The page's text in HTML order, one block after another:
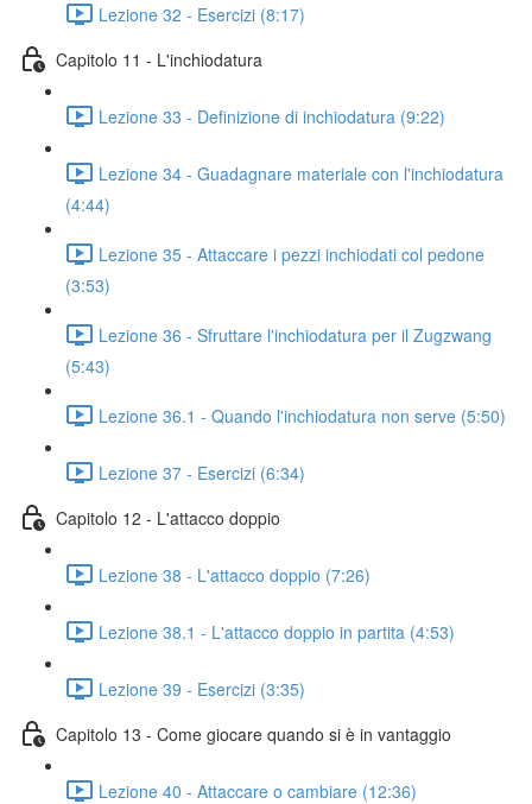
Lezione 32 - Esercizi (8:17)
Capitolo 11 - L'inchiodatura
Lezione 33 - Definizione di inchiodatura (9:22)
Lezione 34 - Guadagnare materiale con l'inchiodatura
(4:44)
Lezione 35 - Attaccare i pezzi inchiodati col pedone
(3:53)
Lezione 36 - Sfruttare l'inchiodatura per il Zugzwang
(5:43)
Lezione 36.1 - Quando l'inchiodatura non serve (5:50)
Lezione 37 - Esercizi (6:34)
Capitolo 12 - L'attacco doppio
Lezione 38 - L'attacco doppio (7:26)
Lezione 38.1 - L'attacco doppio in partita (4:53)
Lezione 39 - Esercizi (3:35)
Capitolo 13 - Come giocare quando si è in vantaggio
Lezione 40 - Attaccare o cambiare (12:36)